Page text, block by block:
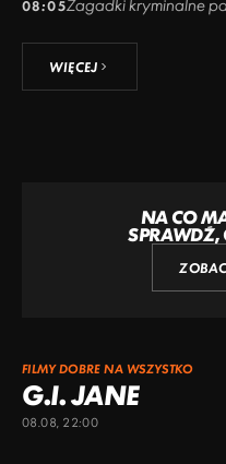
08:05Zagadki kryminalne
WIĘCEJ
NA CO
SPRAWDŹ,
FILMY DOBRE NA WSZYSTKO
G.I. JANE
08.08, 22:00